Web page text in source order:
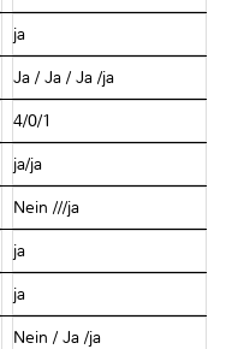
ja
Ja / Ja / Ja /ja
4/0/1
ja/ja
Nein ///ja
ja
ja
Nein / Ja /ja